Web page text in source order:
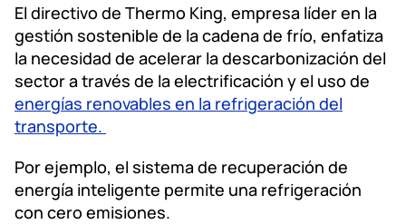
El directivo de Thermo King, empresa líder en la
gestión sostenible de la cadena de frío, enfatiza
la necesidad de acelerar la descarbonización del
sector a través de la electrificación y el uso de
energías renovables en la refrigeración del
transporte.
Por ejemplo, el sistema de recuperación de
energía inteligente permite una refrigeración
con cero emisiones.